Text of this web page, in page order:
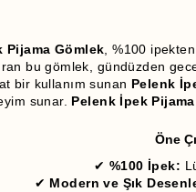
Pijama Gömlek, %100
bu gömlek, gündüzden
bir kullanım sunan Pelenk
sunar. Pelenk İpek
Öne
✔ %100 İpek:
✔ Modern ve Şık